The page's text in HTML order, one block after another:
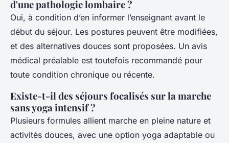
d'une pathologie lombaire ?
Oui, à condition d’en informer l’enseignant avant le
début du séjour. Les postures peuvent être modifiées,
et des alternatives douces sont proposées. Un avis
médical préalable est toutefois recommandé pour
toute condition chronique ou récente.
Existe-t-il des séjours focalisés sur la marche
sans yoga intensif ?
Plusieurs formules allient marche en pleine nature et
activités douces, avec une option yoga adaptable ou